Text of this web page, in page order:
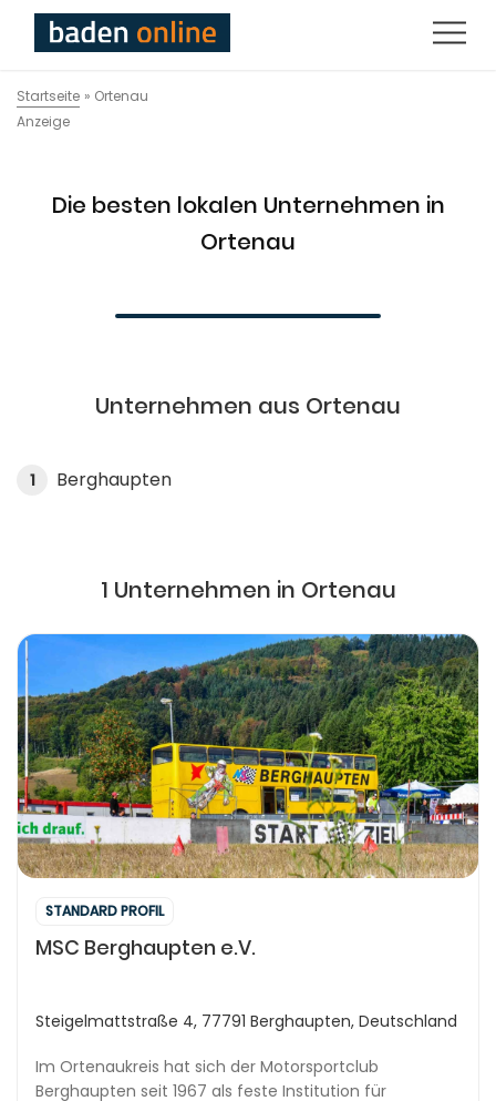
Startseite » Ortenau
Anzeige
Die besten lokalen Unternehmen in
Ortenau
Unternehmen aus Ortenau
1 Berghaupten
1 Unternehmen in Ortenau
STANDARD PROFIL
MSC Berghaupten e.V.
Steigelmattstraße 4, 77791 Berghaupten, Deutschland
Im Ortenaukreis hat sich der Motorsportclub
Berghaupten seit 1967 als feste Institution für